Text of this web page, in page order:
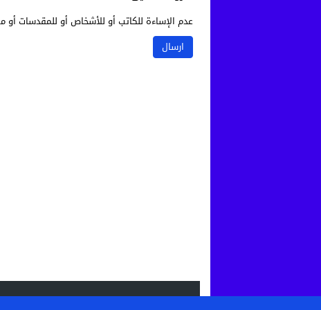
عدم الإساءة للكاتب أو للأشخاص أو للمقدسات أو